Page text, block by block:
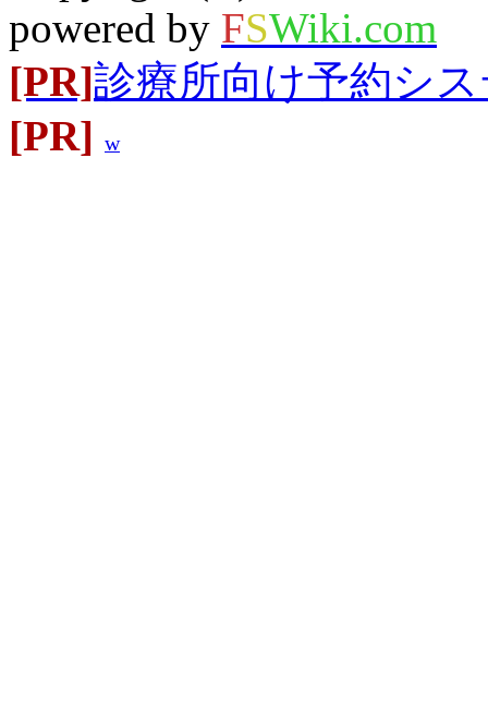
powered by FSWiki.com
[PR]診療所向け予約シ
[PR] w